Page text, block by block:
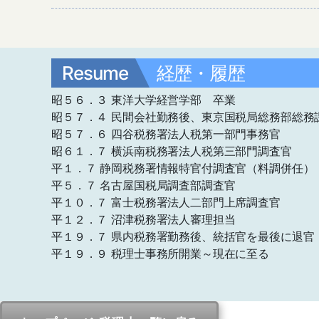
Resume 経歴・履歴
昭５６．３ 東洋大学経営学部 卒業
昭５７．４ 民間会社勤務後、東京国税局総務部総務
昭５７．６ 四谷税務署法人税第一部門事務官
昭６１．７ 横浜南税務署法人税第三部門調査官
平１．７ 静岡税務署情報特官付調査官（料調併任）
平５．７ 名古屋国税局調査部調査官
平１０．７ 富士税務署法人二部門上席調査官
平１２．７ 沼津税務署法人審理担当
平１９．７ 県内税務署勤務後、統括官を最後に退官
平１９．９ 税理士事務所開業～現在に至る